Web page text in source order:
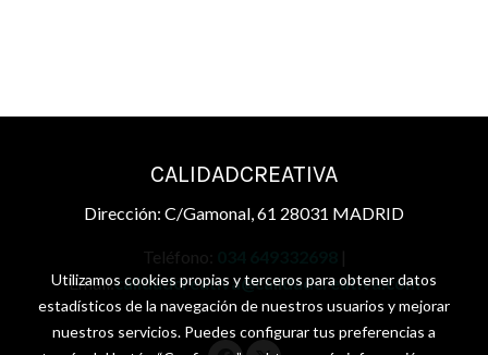
CALIDADCREATIVA
Dirección: C/Gamonal, 61 28031 MADRID
Teléfono:
|
Email:calidadcreativa@calidadcreativa.com
Utilizamos cookies propias y terceros para obtener datos
estadísticos de la navegación de nuestros usuarios y mejorar
nuestros servicios. Puedes configurar tus preferencias a